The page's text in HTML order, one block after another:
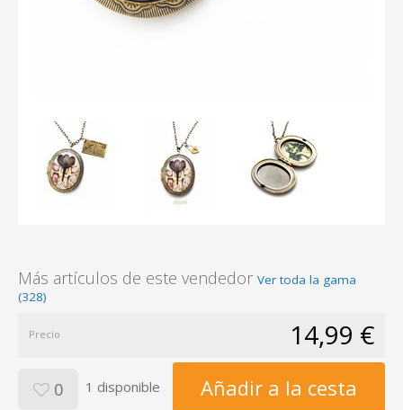
Más artículos de este vendedor Ver toda la gama
(328)
Precio 14,99 €
0 1 disponible Añadir a la cesta